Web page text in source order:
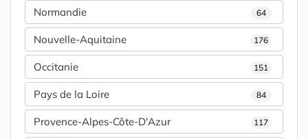
Normandie 64
Nouvelle-Aquitaine 176
Occitanie 151
Pays de la Loire 84
Provence-Alpes-Côte-D'Azur 117